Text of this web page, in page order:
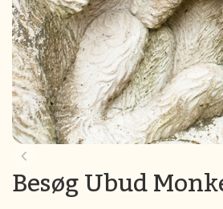
Besøg Ubud